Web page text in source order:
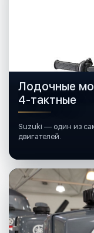
Лодочные
4-тактные
Suzuki — один из
двигателей.